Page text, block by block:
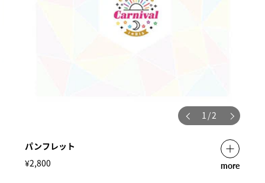
1 /2
パンフレット
¥2,800
more